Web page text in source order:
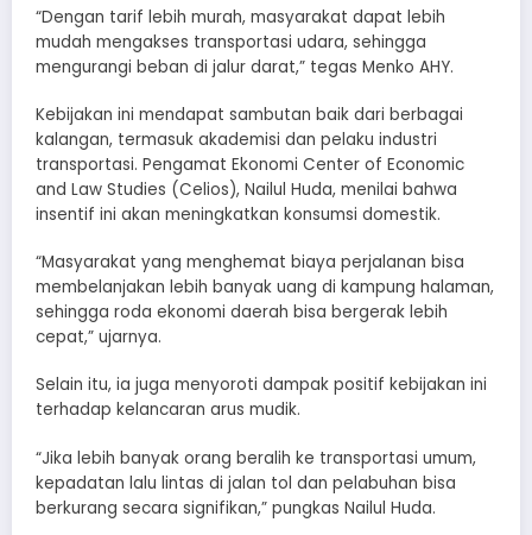
“Dengan tarif lebih murah, masyarakat dapat lebih
mudah mengakses transportasi udara, sehingga
mengurangi beban di jalur darat,” tegas Menko AHY.
Kebijakan ini mendapat sambutan baik dari berbagai
kalangan, termasuk akademisi dan pelaku industri
transportasi. Pengamat Ekonomi Center of Economic
and Law Studies (Celios), Nailul Huda, menilai bahwa
insentif ini akan meningkatkan konsumsi domestik.
“Masyarakat yang menghemat biaya perjalanan bisa
membelanjakan lebih banyak uang di kampung halaman,
sehingga roda ekonomi daerah bisa bergerak lebih
cepat,” ujarnya.
Selain itu, ia juga menyoroti dampak positif kebijakan ini
terhadap kelancaran arus mudik.
“Jika lebih banyak orang beralih ke transportasi umum,
kepadatan lalu lintas di jalan tol dan pelabuhan bisa
berkurang secara signifikan,” pungkas Nailul Huda.